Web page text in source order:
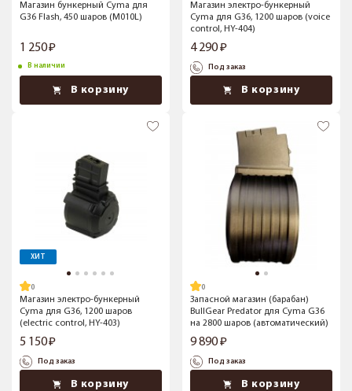
Магазин бункерный Cyma для
G36 Flash, 450 шаров (M010L)
1 250
В наличии
В корзину
Магазин электро-бункерный
Cyma для G36, 1200 шаров (voice
control, HY-404)
4 290
Под заказ
В корзину
ХИТ
Магазин электро-бункерный
Cyma для G36, 1200 шаров
(electric control, HY-403)
5 150
Под заказ
В корзину
Запасной магазин (барабан)
BullGear Predator для Cyma G36
на 2800 шаров (автоматический)
9 890
Под заказ
В корзину